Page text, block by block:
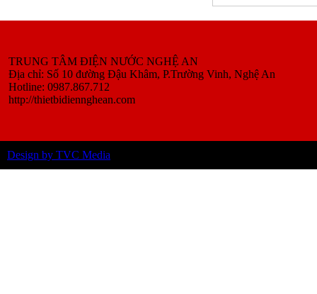
TRUNG TÂM ĐIỆN NƯỚC NGHỆ AN
Địa chỉ: Số 10 đường Đậu Khâm, P.Trường Vinh, Nghệ An
Hotline: 0987.867.712
http://thietbidiennghean.com
Design by TVC Media